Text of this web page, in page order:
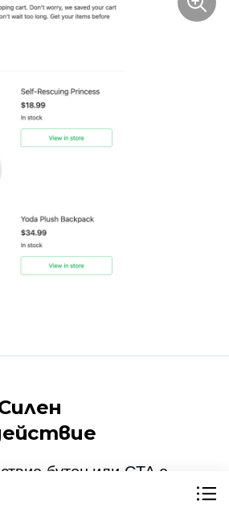
бутон или CTA е
вашия имейл за